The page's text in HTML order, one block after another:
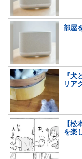
部屋
『
リア
【
を楽